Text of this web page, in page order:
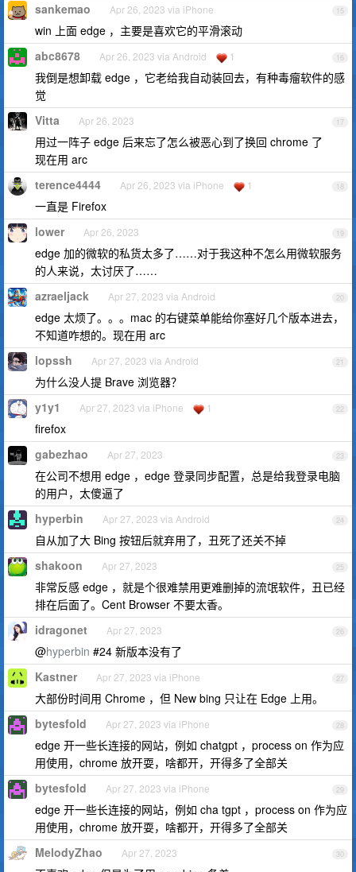
15
sankemao Apr 26, 2023 via iPhone
win 上面 edge ，主要是喜欢它的平滑滚动
16
abc8678 Apr 26, 2023 via Android 1
我倒是想卸载 edge ，它老给我自动装回去，有种毒瘤软件的感
觉
17
Vitta Apr 26, 2023
用过一阵子 edge 后来忘了怎么被恶心到了换回 chrome 了
现在用 arc
18
terence4444 Apr 26, 2023 via iPhone 1
一直是 Firefox
19
lower Apr 26, 2023
edge 加的微软的私货太多了……对于我这种不怎么用微软服务
的人来说，太讨厌了……
20
azraeljack Apr 27, 2023 via Android
edge 太烦了。。。mac 的右键菜单能给你塞好几个版本进去，
不知道咋想的。现在用 arc
21
lopssh Apr 27, 2023 via Android
为什么没人提 Brave 浏览器？
22
y1y1 Apr 27, 2023 via iPhone 1
firefox
23
gabezhao Apr 27, 2023
在公司不想用 edge ，edge 登录同步配置，总是给我登录电脑
的用户，太傻逼了
24
hyperbin Apr 27, 2023 via Android
自从加了大 Bing 按钮后就弃用了，丑死了还关不掉
25
shakoon Apr 27, 2023
非常反感 edge ，就是个很难禁用更难删掉的流氓软件，丑已经
排在后面了。Cent Browser 不要太香。
26
idragonet Apr 27, 2023
@hyperbin #24 新版本没有了
27
Kastner Apr 27, 2023 via iPhone
大部份时间用 Chrome ，但 New bing 只让在 Edge 上用。
28
bytesfold Apr 27, 2023 via iPhone
edge 开一些长连接的网站，例如 chatgpt ，process on 作为应
用使用，chrome 放开耍，啥都开，开得多了全部关
29
bytesfold Apr 27, 2023 via iPhone
edge 开一些长连接的网站，例如 cha tgpt ，process on 作为应
用使用，chrome 放开耍，啥都开，开得多了全部关
30
MelodyZhao Apr 27, 2023